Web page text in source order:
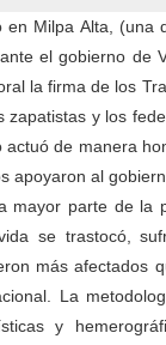
en Milpa Alta, (una
el gobierno de
la firma de los
zapatistas y los
actuó de manera
apoyaron al
mayor parte de la
se trastocó,
más afectados
La
y